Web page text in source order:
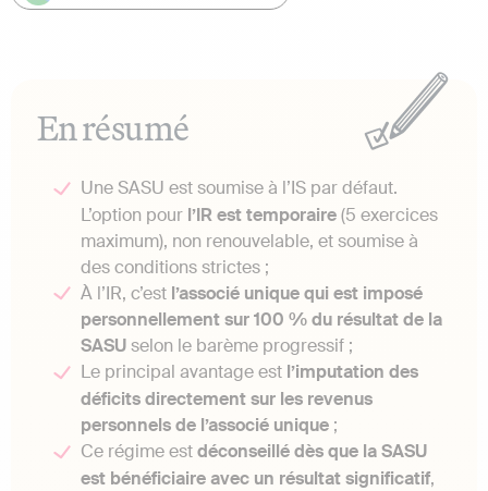
En résumé
Une SASU est soumise à l’IS par défaut.
L’option pour l’IR est temporaire(5 exercices
maximum), non renouvelable, et soumise à
des conditions strictes ;
À l’IR, c’est l’associé unique qui est imposé
personnellement sur 100 % du résultat de la
SASUselon le barème progressif ;
Le principal avantage est l’imputation des
déficits directement sur les revenus
personnels de l’associé unique ;
Ce régime estdéconseillé dès que la SASU
est bénéficiaire avec un résultat significatif,